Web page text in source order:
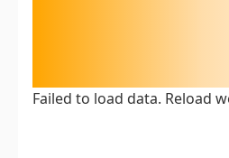
Failed to load data. Reload